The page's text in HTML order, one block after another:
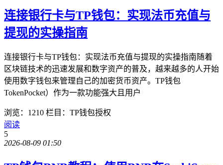
连接银行卡与TP钱包：实现法币充值与
提现的实操指南
连接银行卡与TP钱包：实现法币充值与提现的实操指南随着
区块链技术的迅速发展和数字资产的普及，越来越多的人开始
使用数字钱包来管理自己的加密货币资产。TP钱包
TokenPocket）作为一款功能强大且用户
浏览：1210 栏目：TP钱包授权
阅读
5
2026-08-09 01:50